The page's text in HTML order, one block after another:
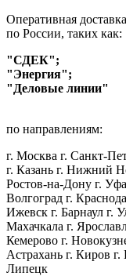
Оперативная
по России, таких как:
"СДЕК";
"Энергия";
"Деловые линии"
по направлениям:
г. Москва г. Санкт-
г. Казань г. Нижний
Ростов-на-Дону г.
Волгоград г.
Ижевск г. Барнаул г.
Махачкала г.
Кемерово г.
Астрахань г. Киров г.
Липецк